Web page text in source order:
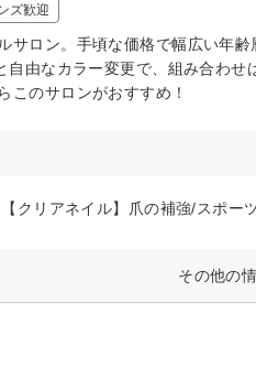
ズ歓迎
サロン。手頃な価格で幅広い年
自由なカラー変更で、組み合わ
このサロンがおすすめ！
【クリアネイル】爪の補強/スポー
その他の